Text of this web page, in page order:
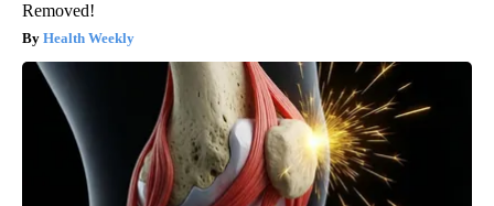
Removed!
Health Weekly